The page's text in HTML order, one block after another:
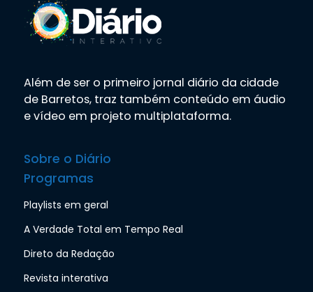
Além de ser o primeiro jornal diário da cidade
de Barretos, traz também conteúdo em áudio
e vídeo em projeto multiplataforma.
Sobre o Diário
Programas
Playlists em geral
A Verdade Total em Tempo Real
Direto da Redação
Revista interativa